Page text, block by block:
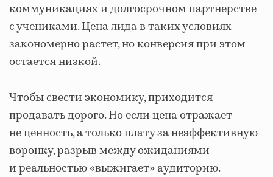
коммуникациях и долгосрочном партнерстве
с учениками. Цена лида в таких условиях
закономерно растет, но конверсия при этом
остается низкой.
Чтобы свести экономику, приходится
продавать дорого. Но если цена отражает
не ценность, а только плату за неэффективную
воронку, разрыв между ожиданиями
и реальностью «выжигает» аудиторию.